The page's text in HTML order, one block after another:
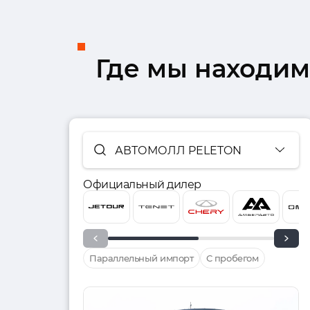
Где мы
АВТОМОЛЛ PELETON
Официальный дилер
Параллельный импорт С пробегом